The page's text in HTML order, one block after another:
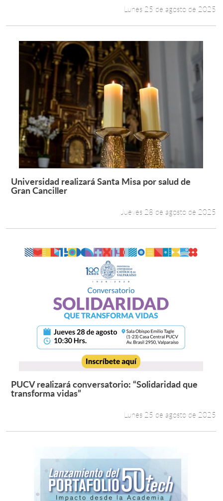
Lunes 25 de agosto de 2025
Leer más +
Universidad realizará Santa Misa por salud de
Gran Canciller
Jueves 28 de agosto de 2025
Leer más +
PUCV realizará conversatorio: “Solidaridad que
transforma vidas”
Lunes 25 de agosto de 2025